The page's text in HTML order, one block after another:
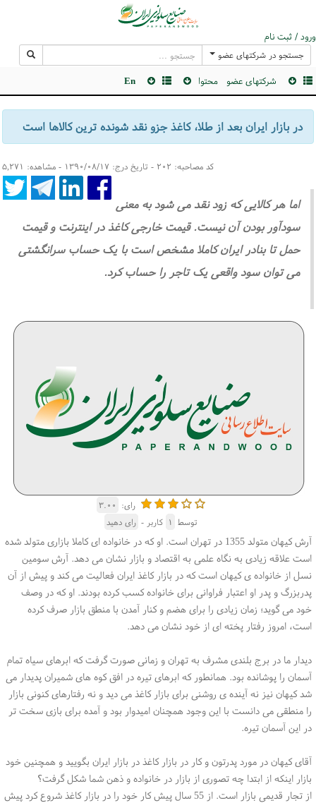
ورود / ثبت نام
جستجو در شرکتهای عضو
شرکتهای عضو محتوا En
در بازار ایران بعد از طلا، کاغذ جزو نقد شونده ترین کالاها است
کد مصاحبه: ۲۰۲ - تاریخ درج: ۱۳۹۰/۰۸/۱۷ - مشاهده: ۵,۲۷۱
اما هر کالایی که زود نقد می شود به معنی
سودآور بودن آن نیست. قیمت خارجی کاغذ در اینترنت و قیمت
حمل تا بنادر ایران کاملا مشخص است با یک حساب سرانگشتی
می توان سود واقعی یک تاجر را حساب کرد.
رای: ۳.۰۰
توسط ۱ کاربر - رای دهید
آرش کیهان متولد 1355 در تهران است. او که در خانواده ای کاملا بازاری متولد شده
است علاقه زیادی به نگاه علمی به اقتصاد و بازار نشان می دهد. آرش سومین
نسل از خانواده ی کیهان است که در بازار کاغذ ایران فعالیت می کند و پیش از آن
پدربزرگ و پدر او اعتبار فراوانی برای خانواده کسب کرده بودند. او که در وصف
خود می گوید؛ زمان زیادی را برای هضم و کنار آمدن با منطق بازار صرف کرده
است، امروز رفتار پخته ای از خود نشان می دهد.
دیدار ما در برج بلندی مشرف به تهران و زمانی صورت گرفت که ابرهای سیاه تمام
آسمان را پوشانده بود. همانطور که ابرهای تیره در افق کوه های شمیران پدیدار می
شد کیهان نیز نه آینده ی روشنی برای بازار کاغذ می دید و نه رفتارهای کنونی بازار
را منطقی می دانست با این وجود همچنان امیدوار بود و آمده برای بازی سخت تر
در این آسمان تیره.
آقای کیهان در مورد پدرتون و کار در بازار کاغذ در بازار ایران بگویید و همچنین خود
بازار اینکه از ابتدا چه تصوری از بازار در خانواده و ذهن شما شکل گرفت؟
از تجار قدیمی بازار است. از 55 سال پیش کار خود را در بازار کاغذ شروع کرد پیش